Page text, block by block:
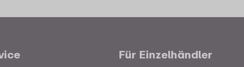
Für Einzelhändler